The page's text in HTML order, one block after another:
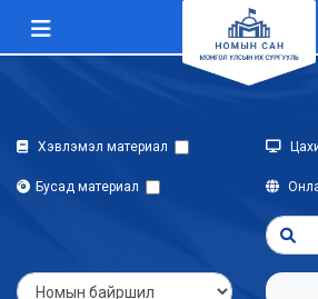
Хэвлэмэл материал
Бусад материал